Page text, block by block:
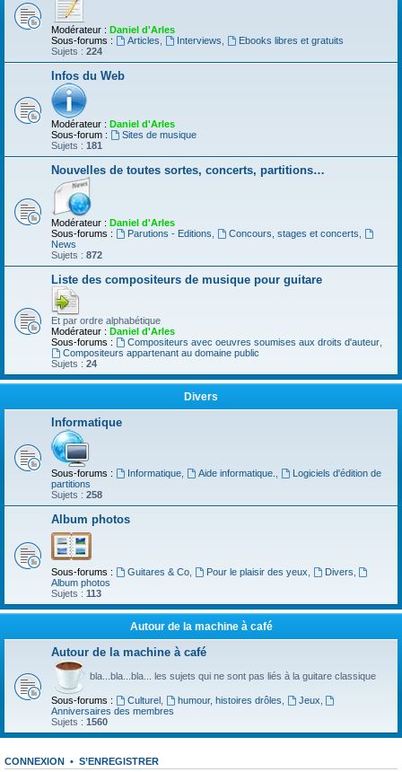
Modérateur : Daniel d'Arles
Sous-forums :
Articles Interviews
Ebooks libres et gratuits
Sujets : 224
Infos du Web
Modérateur : Daniel d'Arles
Sous-forum :
Sites de musique
Sujets : 181
Nouvelles de toutes sortes, concerts, partitions…
Modérateur : Daniel d'Arles
Sous-forums :
Parutions - Editions Concours, stages et concerts
News
Sujets : 872
Liste des compositeurs de musique pour guitare
Et par ordre alphabétique
Modérateur : Daniel d'Arles
Sous-forums :
Compositeurs avec oeuvres soumises aux droits d'auteur,
Compositeurs appartenant au domaine public
Sujets : 24
Divers
Informatique
Sous-forums : Informatique, Aide informatique.
Logiciels d'édition de
partitions
Sujets : 258
Album photos
Sous-forums : Guitares & Co, Pour le plaisir des yeux Divers
Album photos
Sujets : 113
Autour de la machine à café
Autour de la machine à café
bla...bla...bla... les sujets qui ne sont pas liés à la guitare classique
Sous-forums : Culturel, humour, histoires drôles Jeux
Anniversaires des membres
Sujets : 1560
CONNEXION • S’ENREGISTRER